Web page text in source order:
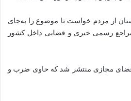
از مردم خواست تا موضوع را به‌جای
رسمی خبری و قضایی داخل کشور
فضای مجازی منتشر شد که حاوی ضرب و